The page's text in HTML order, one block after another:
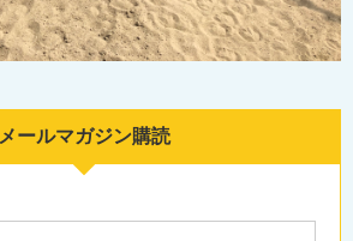
メールマガジン購読